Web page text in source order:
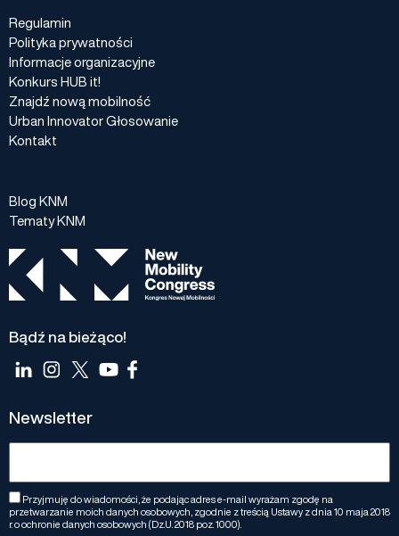
Regulamin
Polityka prywatności
Informacje organizacyjne
Konkurs HUB it!
Znajdź nową mobilność
Urban Innovator Głosowanie
Kontakt
Blog KNM
Tematy KNM
Bądź na bieżąco!
Newsletter
Przyjmuję do wiadomości, że podając adres e-mail wyrażam zgodę na
przetwarzanie moich danych osobowych, zgodnie z treścią Ustawy z dnia 10 maja 2018
r. o ochronie danych osobowych (Dz.U. 2018 poz. 1000).